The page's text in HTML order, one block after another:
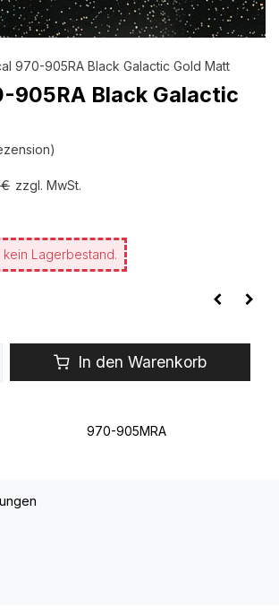
970-905RA Black Galactic Gold Matt
905RA Black Galactic
zzgl. MwSt.
Lagerbestand.
In den Warenkorb
970-905MRA